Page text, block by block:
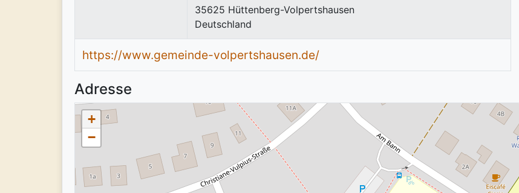
35625 Hüttenberg-Volpertshausen
Deutschland
https://www.gemeinde-volpertshausen.de/
Adresse
+
−